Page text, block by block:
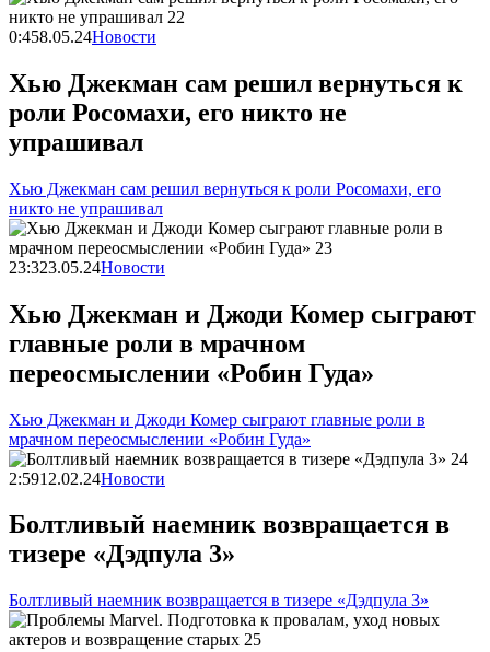
0:458.05.24Новости
Хью Джекман сам решил вернуться к
роли Росомахи, его никто не
упрашивал
Хью Джекман сам решил вернуться к роли Росомахи, его
никто не упрашивал
23:323.05.24Новости
Хью Джекман и Джоди Комер сыграют
главные роли в мрачном
переосмыслении «Робин Гуда»
Хью Джекман и Джоди Комер сыграют главные роли в
мрачном переосмыслении «Робин Гуда»
2:5912.02.24Новости
Болтливый наемник возвращается в
тизере «Дэдпула 3»
Болтливый наемник возвращается в тизере «Дэдпула 3»